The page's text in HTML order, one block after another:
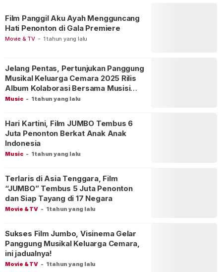
Movie & TV - 1 tahun yang lalu
Film Panggil Aku Ayah Mengguncang
Hati Penonton di Gala Premiere
Music - 1 tahun yang lalu
Jelang Pentas, Pertunjukan Panggung
Musikal Keluarga Cemara 2025 Rilis
Album Kolaborasi Bersama Musisi
Ternama
Music - 1 tahun yang lalu
Hari Kartini, Film JUMBO Tembus 6
Juta Penonton Berkat Anak Anak
Indonesia
Movie & TV - 1 tahun yang lalu
Terlaris di Asia Tenggara, Film
“JUMBO” Tembus 5 Juta Penonton
dan Siap Tayang di 17 Negara
Movie & TV - 1 tahun yang lalu
Sukses Film Jumbo, Visinema Gelar
Panggung Musikal Keluarga Cemara,
ini jadualnya!